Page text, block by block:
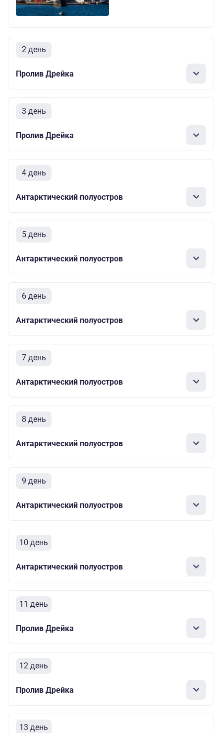
2 день
Пролив Дрейка
3 день
Пролив Дрейка
4 день
Антарктический полуостров
5 день
Антарктический полуостров
6 день
Антарктический полуостров
7 день
Антарктический полуостров
8 день
Антарктический полуостров
9 день
Антарктический полуостров
10 день
Антарктический полуостров
11 день
Пролив Дрейка
12 день
Пролив Дрейка
13 день